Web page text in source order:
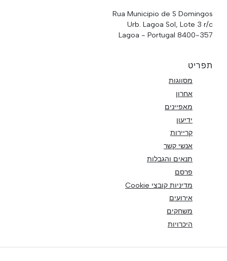
Rua Municipio de S Domingos
Urb. Lagoa Sol, Lote 3 r/c
8400-357 Lagoa - Portugal
תפריט
מסווגות
אחרון
מאפיינים
ידיעון
קריירות
אנשי קשר
תנאים והגבלות
פרסם
מדיניות קובצי Cookie
אירועים
משחקים
היכרויות